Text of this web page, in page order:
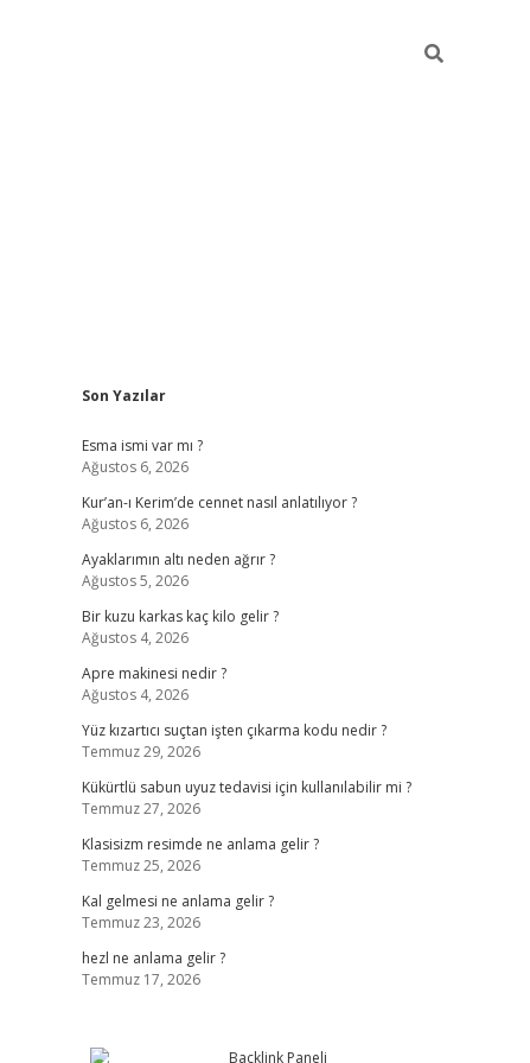
Sidebar
Son Yazılar
Esma ismi var mı ?
Ağustos 6, 2026
Kur’an-ı Kerim’de cennet nasıl anlatılıyor ?
Ağustos 6, 2026
Ayaklarımın altı neden ağrır ?
Ağustos 5, 2026
Bir kuzu karkas kaç kilo gelir ?
Ağustos 4, 2026
Apre makinesi nedir ?
Ağustos 4, 2026
Yüz kızartıcı suçtan işten çıkarma kodu nedir ?
Temmuz 29, 2026
Kükürtlü sabun uyuz tedavisi için kullanılabilir mi ?
Temmuz 27, 2026
Klasisizm resimde ne anlama gelir ?
Temmuz 25, 2026
Kal gelmesi ne anlama gelir ?
Temmuz 23, 2026
hezl ne anlama gelir ?
Temmuz 17, 2026